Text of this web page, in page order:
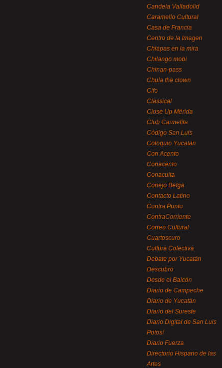
Candela Valladolid
Caramello Cultural
Casa de Francia
Centro de la Imagen
Chiapas en la mira
Chilango.mobi
Chinan-pass
Chula the clown
Cifo
Classical
Close Up Mérida
Club Carmelita
Código San Luis
Coloquio Yucatán
Con Acento
Conacento
Conaculta
Conejo Belga
Contacto Latino
Contra Punto
ContraCorriente
Correo Cultural
Cuartoscuro
Cultura Colectiva
Debate por Yucatán
Descubro
Desde el Balcón
Diario de Campeche
Diario de Yucatán
Diario del Sureste
Diario Digital de San Luis
Potosí
Diario Fuerza
Directorio Hispano de las
Artes